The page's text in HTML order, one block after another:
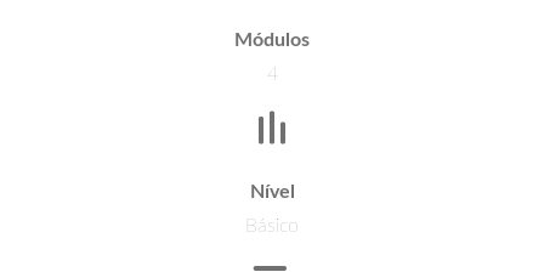
Módulos
4
Nível
Básico